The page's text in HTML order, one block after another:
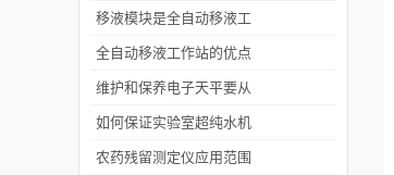
征?紫外光谱说明什么?
移液模块是全自动移液工
作站的核心
全自动移液工作站的优点
有哪些？
维护和保养电子天平要从
以下几个方面入手
如何保证实验室超纯水机
长期稳定的运行
农药残留测定仪应用范围